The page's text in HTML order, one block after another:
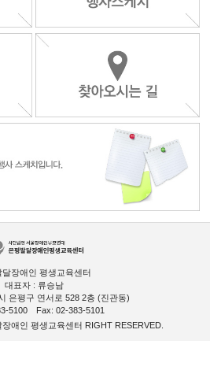
달장애인 평생교육센터
대표자 : 류승남
은평구 연서로 528 2층 (진관동)
5100
Fax: 02-383-5101
애인 평생교육센터 RIGHT RESERVED.